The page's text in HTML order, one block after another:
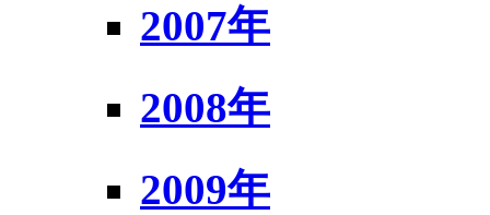
2007年
2008年
2009年